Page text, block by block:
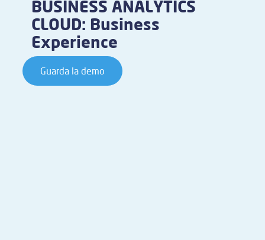
BUSINESS ANALYTICS
CLOUD: Business
Experience
Guarda la demo